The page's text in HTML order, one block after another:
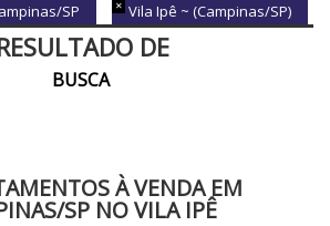
SP Vila Ipê ~ (Campinas/SP)
DE
BUSCA
À VENDA EM
SP NO VILA IPÊ